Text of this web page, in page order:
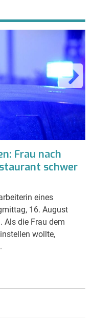
Frau nach
schwer
eines
16. August
Als die Frau dem
wollte,